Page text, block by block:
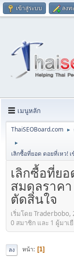
เข้าสู่ระบบ ลงท
เมนูหลัก
ThaiSEOBoard.com ►
►
เลิกซื้อที่ยอด ดอยที่เหว!
เลิกซื้อที่ยอ
สมดุลราค
ตัดสินใจ
เริ่มโดย
0 สมาชิก และ 1 ผู้มาเ
ลง หน้า 1